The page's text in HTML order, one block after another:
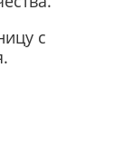
с